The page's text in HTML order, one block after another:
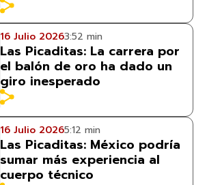
16 Julio 20263:52 min
Las Picaditas: La carrera por
el balón de oro ha dado un
giro inesperado
16 Julio 20265:12 min
Las Picaditas: México podría
sumar más experiencia al
cuerpo técnico